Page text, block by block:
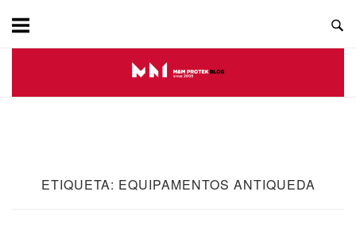
content
ETIQUETA: EQUIPAMENTOS ANTIQUEDA